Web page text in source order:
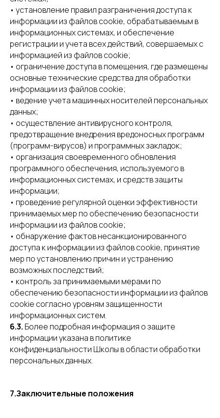
• установление правил разграничения доступа к
информации из файлов cookie, обрабатываемым в
информационных системах, и обеспечение
регистрации и учета всех действий, совершаемых с
информацией из файлов cookie;
• ограничение доступа в помещения, где размещены
основные технические средства для обработки
информации из файлов cookie;
• ведение учета машинных носителей персональных
данных;
• осуществление антивирусного контроля,
предотвращение внедрения вредоносных программ
(программ-вирусов) и программных закладок;
• организация своевременного обновления
программного обеспечения, используемого в
информационных системах, и средств защиты
информации;
• проведение регулярной оценки эффективности
принимаемых мер по обеспечению безопасности
информации из файлов cookie;
• обнаружение фактов несанкционированного
доступа к информации из файлов cookie, принятие
мер по установлению причин и устранению
возможных последствий;
• контроль за принимаемыми мерами по
обеспечению безопасности информации из файлов
cookie согласно уровням защищенности
информационных систем.
6.3. Более подробная информация о защите
информации указана в политике
конфиденциальности Школы в области обработки
персональных данных.
7.Заключительные положения